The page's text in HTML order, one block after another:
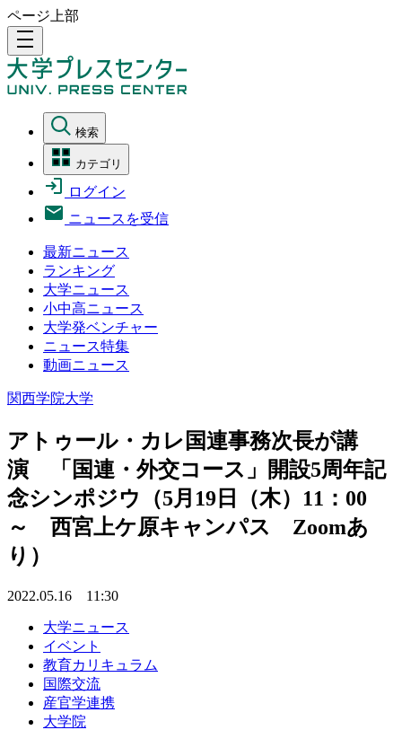
ページ上部
density_medium
検索
カテゴリ
ログイン
ニュースを受信
最新ニュース
ランキング
大学ニュース
小中高ニュース
大学発ベンチャー
ニュース特集
動画ニュース
関西学院大学
アトゥール・カレ国連事務次長が講
演 「国連・外交コース」開設5周年記
念シンポジウ（5月19日（木）11：00
～ 西宮上ケ原キャンパス Zoomあ
り）
2022.05.16 11:30
大学ニュース
イベント
教育カリキュラム
国際交流
産官学連携
大学院